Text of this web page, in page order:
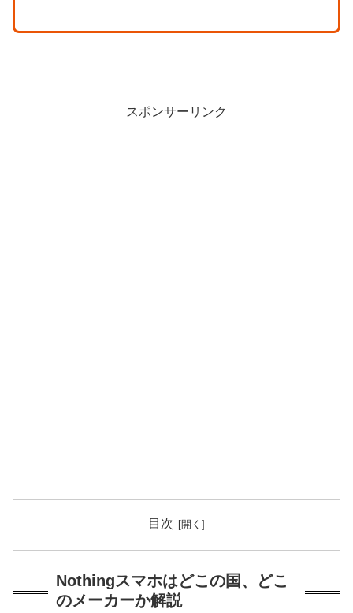
スポンサーリンク
目次
Nothingスマホはどこの国、どこ
のメーカーか解説